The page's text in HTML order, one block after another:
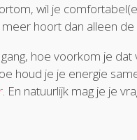
wil je
hoort dan alleen de
hoe voorkom je dat
houd je je energie
. En natuurlijk mag je je